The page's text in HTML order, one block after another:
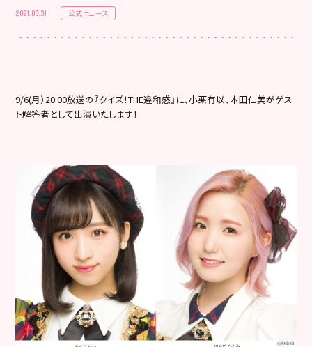
2021.08.31 公式ニュース
9/6(月）20:00放送の『クイズ！THE違和感』に、小栗有以、本田仁美がゲス
ト解答者として出演いたします！